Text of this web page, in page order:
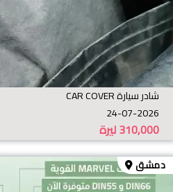
شادر سيارة CAR COVER
24-07-2026
ليرة310,000
دمشق